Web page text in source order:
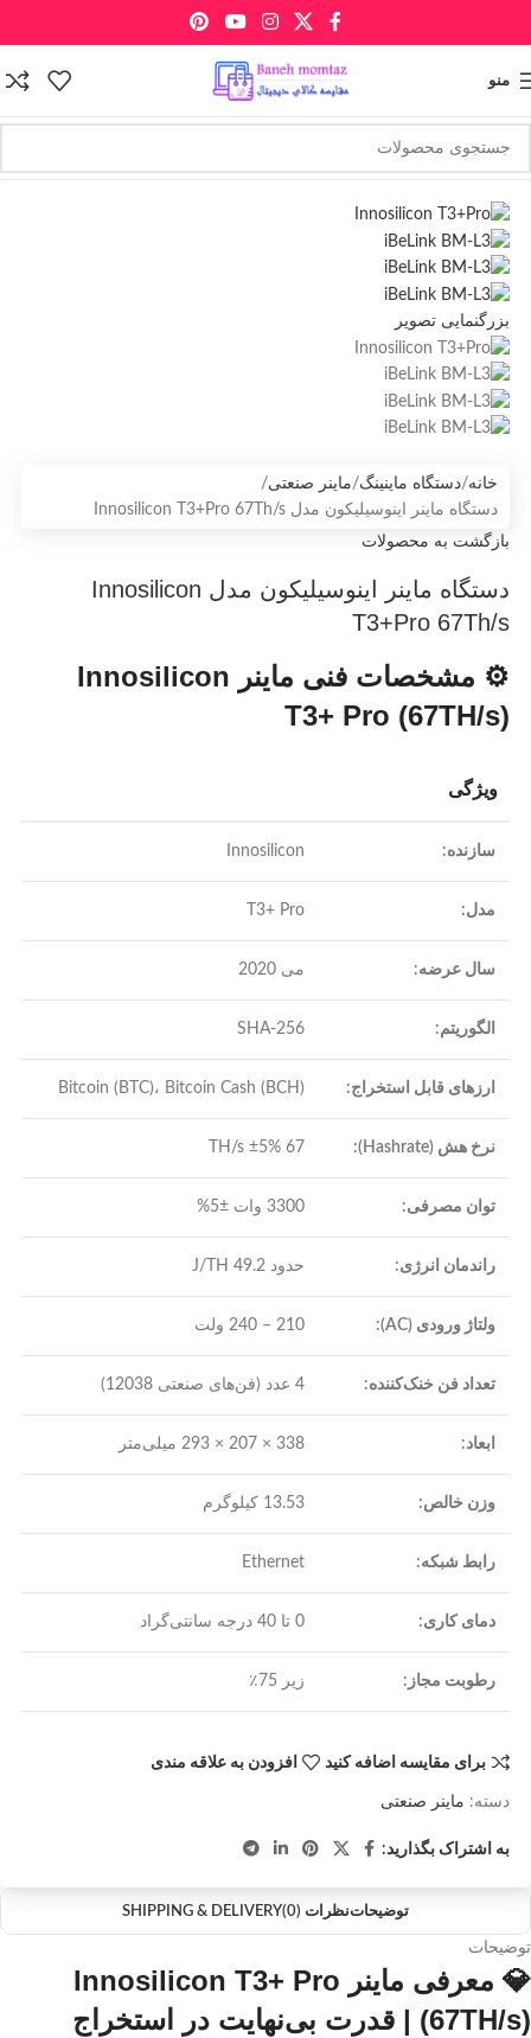
منو
بزرگنمایی تصویر
خانه دستگاه ماینینگ ماینر صنعتی
دستگاه ماینر اینوسیلیکون مدل Innosilicon T3+Pro 67Th/s
بازگشت به محصولات
دستگاه ماینر اینوسیلیکون مدل Innosilicon
T3+Pro 67Th/s
⚙️ مشخصات فنی ماینر Innosilicon
T3+ Pro (67TH/s)
ویژگی
سازنده: Innosilicon
مدل: T3+ Pro
سال عرضه: می 2020
الگوریتم: SHA-256
ارزهای قابل استخراج: Bitcoin (BTC)، Bitcoin Cash (BCH)
نرخ هش (Hashrate): 67 TH/s ±5%
توان مصرفی: 3300 وات ±5%
راندمان انرژی: حدود 49.2 J/TH
ولتاژ ورودی (AC): 210 – 240 ولت
تعداد فن خنک‌کننده: 4 عدد (فن‌های صنعتی 12038)
ابعاد: 338 × 207 × 293 میلی‌متر
وزن خالص: 13.53 کیلوگرم
رابط شبکه: Ethernet
دمای کاری: 0 تا 40 درجه سانتی‌گراد
رطوبت مجاز: زیر 75٪
برای مقایسه اضافه کنید افزودن به علاقه مندی
دسته: ماینر صنعتی
به اشتراک بگذارید:
توضیحاتنظرات (0) SHIPPING & DELIVERY
توضیحات
💎 معرفی ماینر Innosilicon T3+ Pro
(67TH/s) | قدرت بی‌نهایت در استخراج